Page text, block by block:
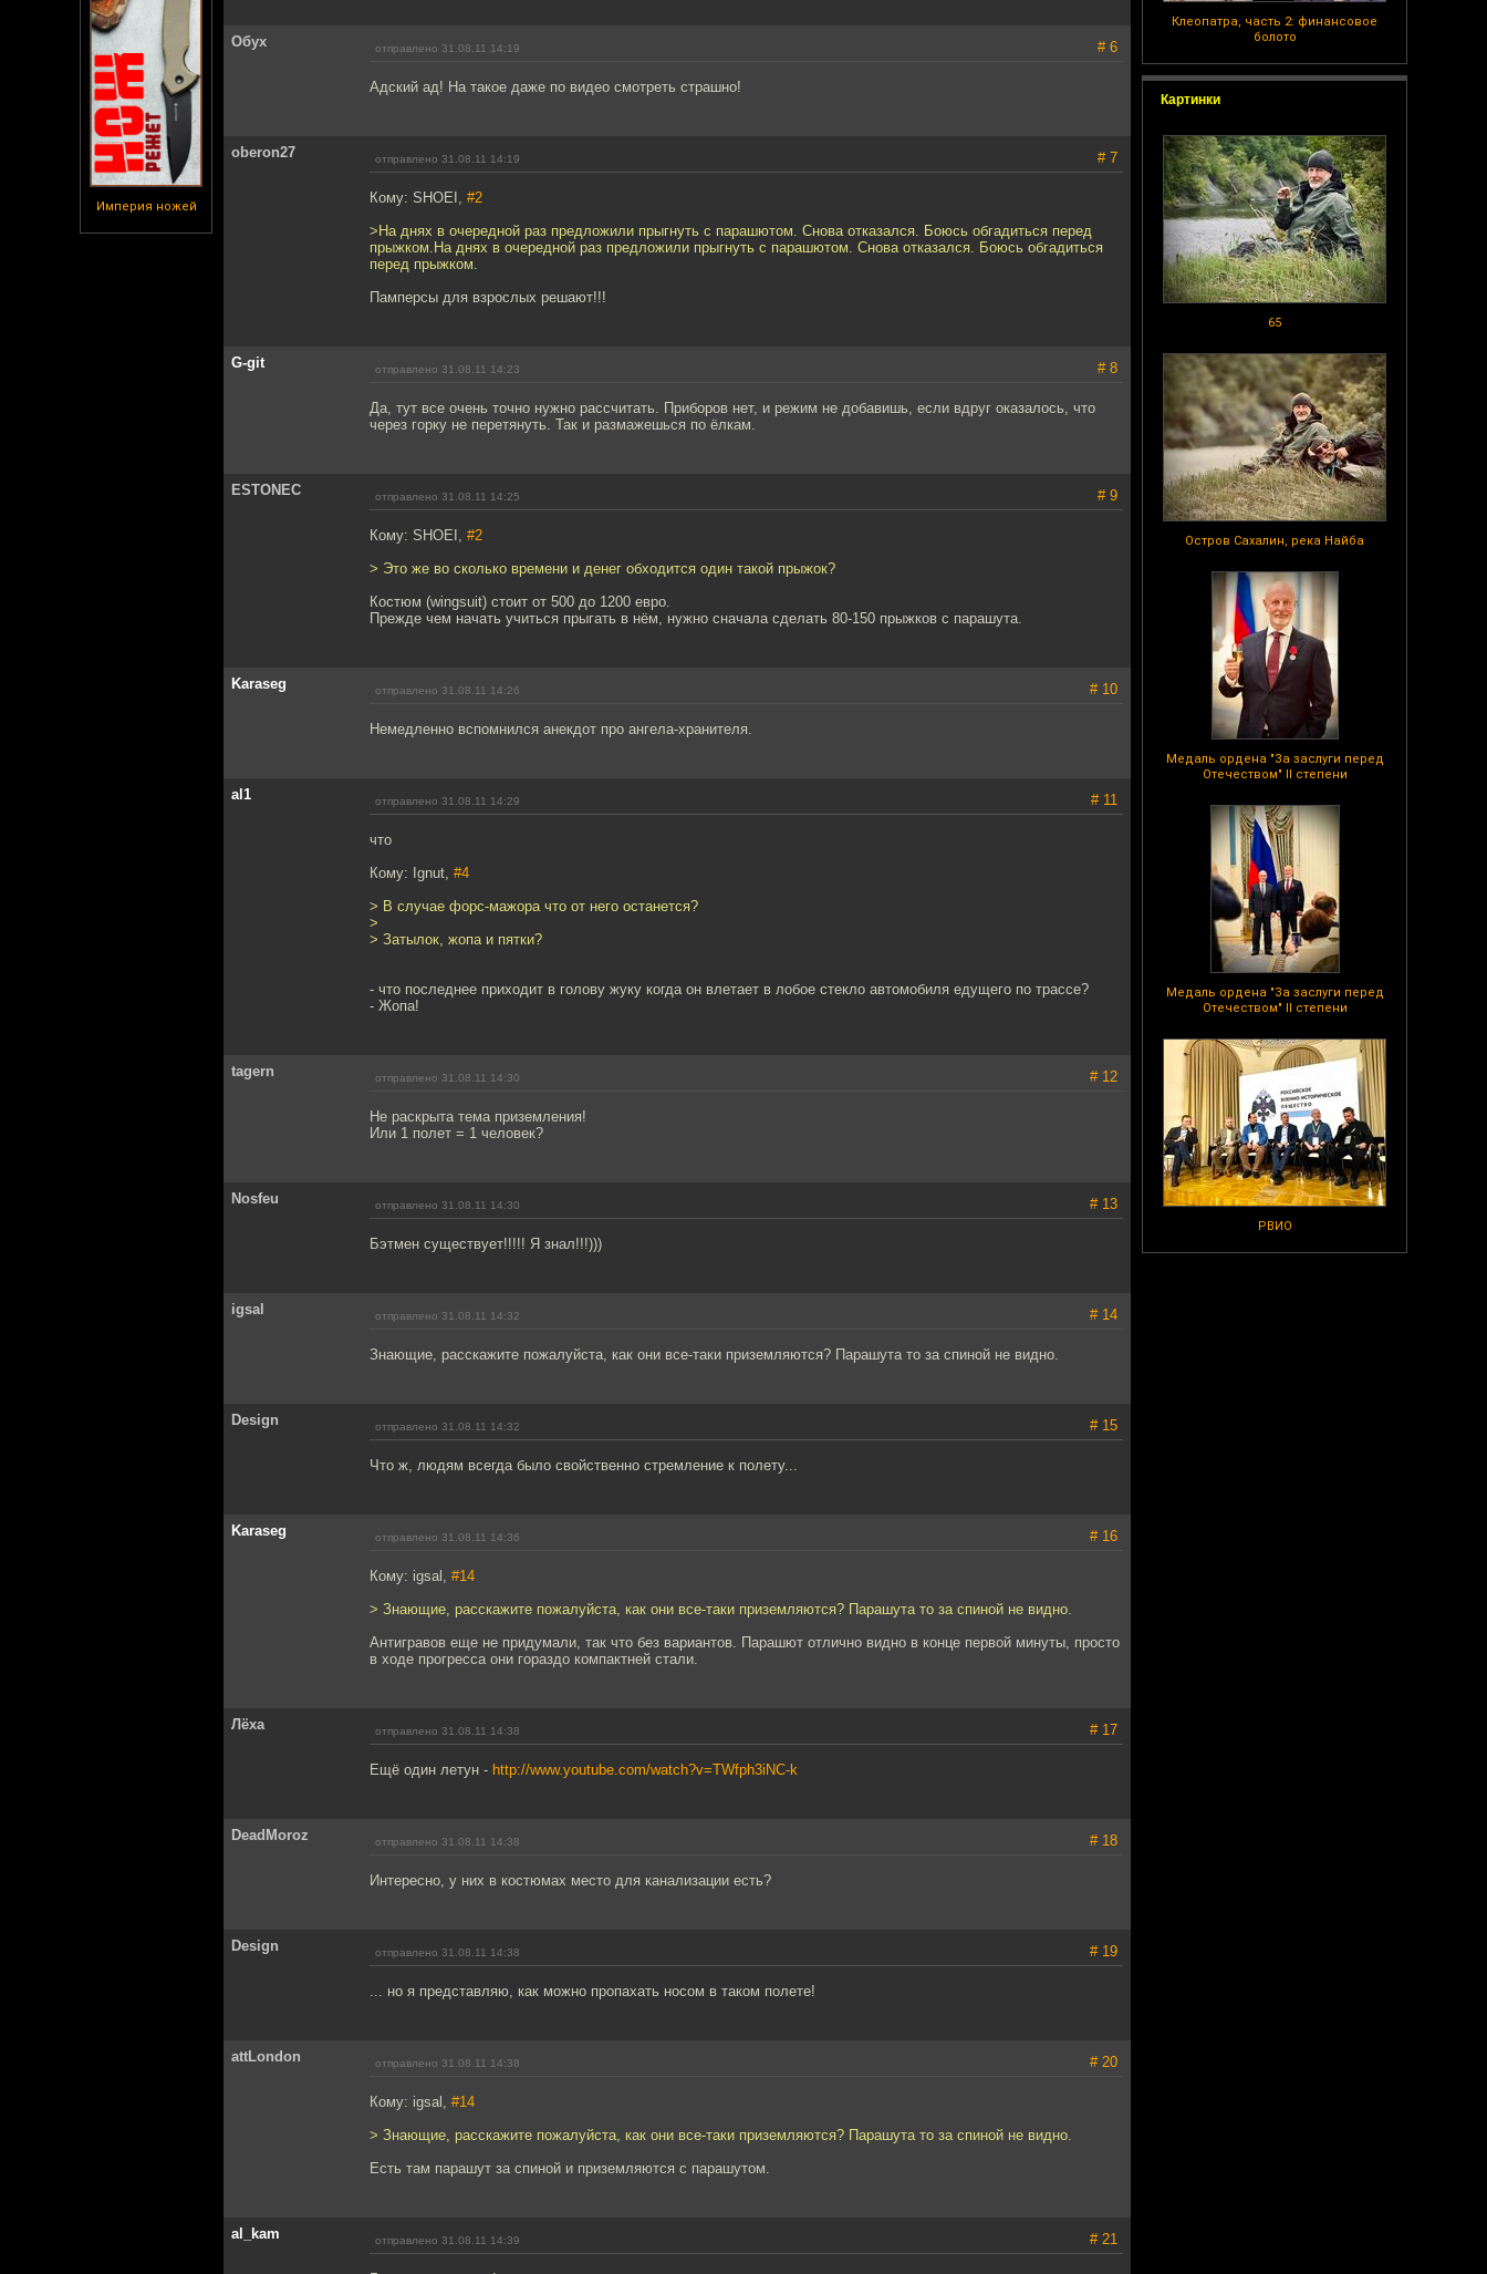
Империя ножей
Клеопатра, часть 2: финансовое
болото
Картинки
65
Остров Сахалин, река Найба
Медаль ордена "За заслуги перед
Отечеством" II степени
Медаль ордена "За заслуги перед
Отечеством" II степени
РВИО
Обух отправлено 31.08.11 14:19 # 6
Адский ад! На такое даже по видео смотреть страшно!
oberon27 отправлено 31.08.11 14:19 # 7
Кому: SHOEI, #2
>На днях в очередной раз предложили прыгнуть с парашютом. Снова отказался. Боюсь обгадиться перед
прыжком.На днях в очередной раз предложили прыгнуть с парашютом. Снова отказался. Боюсь обгадиться
перед прыжком.
Памперсы для взрослых решают!!!
G-git отправлено 31.08.11 14:23 # 8
Да, тут все очень точно нужно рассчитать. Приборов нет, и режим не добавишь, если вдруг оказалось, что
через горку не перетянуть. Так и размажешься по ёлкам.
ESTONEC отправлено 31.08.11 14:25 # 9
Кому: SHOEI, #2
> Это же во сколько времени и денег обходится один такой прыжок?
Костюм (wingsuit) стоит от 500 до 1200 евро.
Прежде чем начать учиться прыгать в нём, нужно сначала сделать 80-150 прыжков с парашута.
Karaseg отправлено 31.08.11 14:26 # 10
Немедленно вспомнился анекдот про ангела-хранителя.
al1 отправлено 31.08.11 14:29 # 11
что
Кому: Ignut, #4
> В случае форс-мажора что от него останется?
>
> Затылок, жопа и пятки?
- что последнее приходит в голову жуку когда он влетает в лобое стекло автомобиля едущего по трассе?
- Жопа!
tagern отправлено 31.08.11 14:30 # 12
Не раскрыта тема приземления!
Или 1 полет = 1 человек?
Nosfeu отправлено 31.08.11 14:30 # 13
Бэтмен существует!!!!! Я знал!!!)))
igsal отправлено 31.08.11 14:32 # 14
Знающие, расскажите пожалуйста, как они все-таки приземляются? Парашута то за спиной не видно.
Design отправлено 31.08.11 14:32 # 15
Что ж, людям всегда было свойственно стремление к полету...
Karaseg отправлено 31.08.11 14:36 # 16
Кому: igsal, #14
> Знающие, расскажите пожалуйста, как они все-таки приземляются? Парашута то за спиной не видно.
Антигравов еще не придумали, так что без вариантов. Парашют отлично видно в конце первой минуты, просто
в ходе прогресса они гораздо компактней стали.
Лёха отправлено 31.08.11 14:38 # 17
Ещё один летун - http://www.youtube.com/watch?v=TWfph3iNC-k
DeadMoroz отправлено 31.08.11 14:38 # 18
Интересно, у них в костюмах место для канализации есть?
Design отправлено 31.08.11 14:38 # 19
... но я представляю, как можно пропахать носом в таком полете!
attLondon отправлено 31.08.11 14:38 # 20
Кому: igsal, #14
> Знающие, расскажите пожалуйста, как они все-таки приземляются? Парашута то за спиной не видно.
Есть там парашут за спиной и приземляются с парашутом.
al_kam отправлено 31.08.11 14:39 # 21